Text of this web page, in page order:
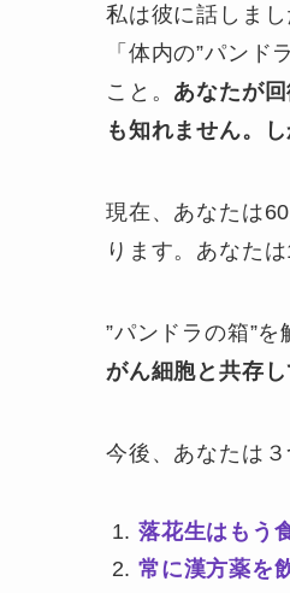
私は彼に話しまし
「体内の”パン
こと。 あなたが
も知れません。
現在、あなたは
ります。あなた
”パンドラの箱”を
がん細胞と共存し
今後、あなたは
落花生はもう
常に漢方薬を